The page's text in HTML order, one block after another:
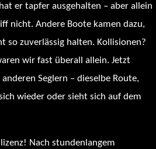
er tapfer ausgehalten – aber allein
nicht. Andere Boote kamen dazu,
so zuverlässig halten. Kollisionen?
wir fast überall allein. Jetzt
Seglern – dieselbe Route,
wieder oder sieht sich auf dem
Nach stundenlangem